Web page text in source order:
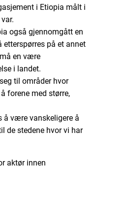
i Etiopia målt i
også gjennomgått en
etterspørres på et annet
en være
i landet.
til områder hvor
forene med større,
å være vanskeligere å
de stedene hvor vi har
aktør innen